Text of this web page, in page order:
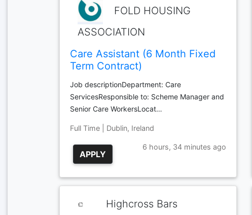
FOLD HOUSING
ASSOCIATION
Care Assistant (6 Month Fixed
Term Contract)
Job descriptionDepartment: Care
ServicesResponsible to: Scheme Manager and
Senior Care WorkersLocat…
Full Time | Dublin, Ireland
APPLY
6 hours, 34 minutes ago
Highcross Bars